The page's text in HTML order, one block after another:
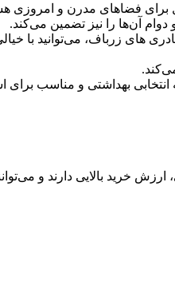
برای فضاهای مدرن و امروزی
آن‌ها را نیز تضمین می‌کند.
های زرباف، می‌توانید با
انتخابی بهداشتی و مناسب
ارزش خرید بالایی دارند و